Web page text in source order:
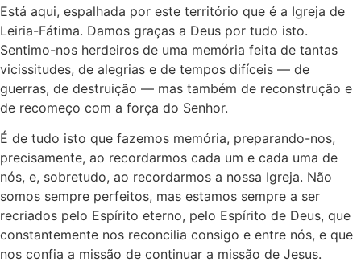
Está aqui, espalhada por este território que é a Igreja de
Leiria-Fátima. Damos graças a Deus por tudo isto.
Sentimo-nos herdeiros de uma memória feita de tantas
vicissitudes, de alegrias e de tempos difíceis — de
guerras, de destruição — mas também de reconstrução e
de recomeço com a força do Senhor.
É de tudo isto que fazemos memória, preparando-nos,
precisamente, ao recordarmos cada um e cada uma de
nós, e, sobretudo, ao recordarmos a nossa Igreja. Não
somos sempre perfeitos, mas estamos sempre a ser
recriados pelo Espírito eterno, pelo Espírito de Deus, que
constantemente nos reconcilia consigo e entre nós, e que
nos confia a missão de continuar a missão de Jesus.